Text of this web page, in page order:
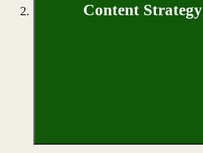
Content Strategy